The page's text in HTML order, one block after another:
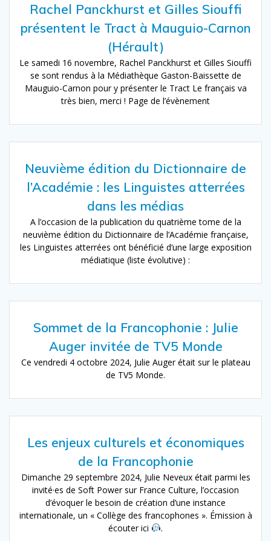
Rachel Panckhurst et Gilles Siouffi
présentent le Tract à Mauguio-Carnon
(Hérault)
Le samedi 16 novembre, Rachel Panckhurst et Gilles Siouffi
se sont rendus à la Médiathèque Gaston-Baissette de
Mauguio-Carnon pour y présenter le Tract Le français va
très bien, merci ! Page de l’évènement
Neuvième édition du Dictionnaire de
l’Académie : les Linguistes atterrées
dans les médias
A l’occasion de la publication du quatrième tome de la
neuvième édition du Dictionnaire de l’Académie française,
les Linguistes atterrées ont bénéficié d’une large exposition
médiatique (liste évolutive) :
Sommet de la Francophonie : Julie
Auger invitée de TV5 Monde
Ce vendredi 4 octobre 2024, Julie Auger était sur le plateau
de TV5 Monde.
Les enjeux culturels et économiques
de la Francophonie
Dimanche 29 septembre 2024, Julie Neveux était parmi les
invité·es de Soft Power sur France Culture, l’occasion
d’évoquer le besoin de création d’une instance
internationale, un « Collège des francophones ». Émission à
écouter ici
.